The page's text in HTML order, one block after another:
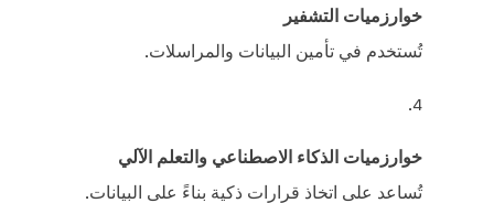
خوارزميات التشفير
تُستخدم في تأمين البيانات والمراسلات.
خوارزميات الذكاء الاصطناعي والتعلم الآلي
تُساعد على اتخاذ قرارات ذكية بناءً على البيانات.